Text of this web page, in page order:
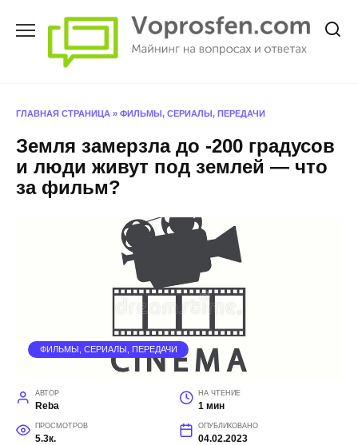
ГЛАВНАЯ СТРАНИЦА » ФИЛЬМЫ, СЕРИАЛЫ, ПЕРЕДАЧИ
Земля замерзла до -200 градусов
и люди живут под землей — что
за фильм?
ФИЛЬМЫ, СЕРИАЛЫ, ПЕРЕДАЧИ
АВТОР
Reba
НА ЧТЕНИЕ
1 мин
ПРОСМОТРОВ
5.3к.
ОПУБЛИКОВАНО
04.02.2023